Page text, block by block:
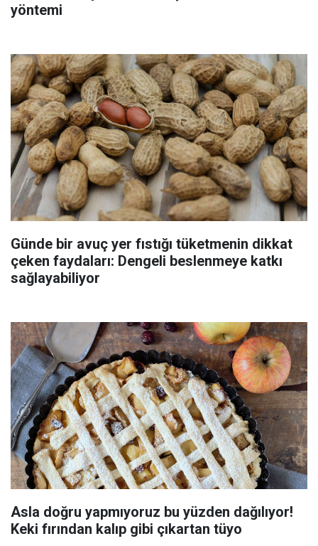
yöntemi
Günde bir avuç yer fıstığı tüketmenin dikkat
çeken faydaları: Dengeli beslenmeye katkı
sağlayabiliyor
Asla doğru yapmıyoruz bu yüzden dağılıyor!
Keki fırından kalıp gibi çıkartan tüyo